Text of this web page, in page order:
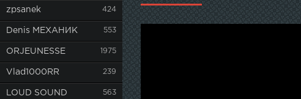
zpsanek 424
Denis МЕХАНИК 553
ORJEUNESSE 1975
Vlad1000RR 239
LOUD SOUND 563